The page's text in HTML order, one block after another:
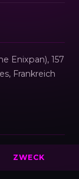
Enixpan), 157
Frankreich
ZWECK